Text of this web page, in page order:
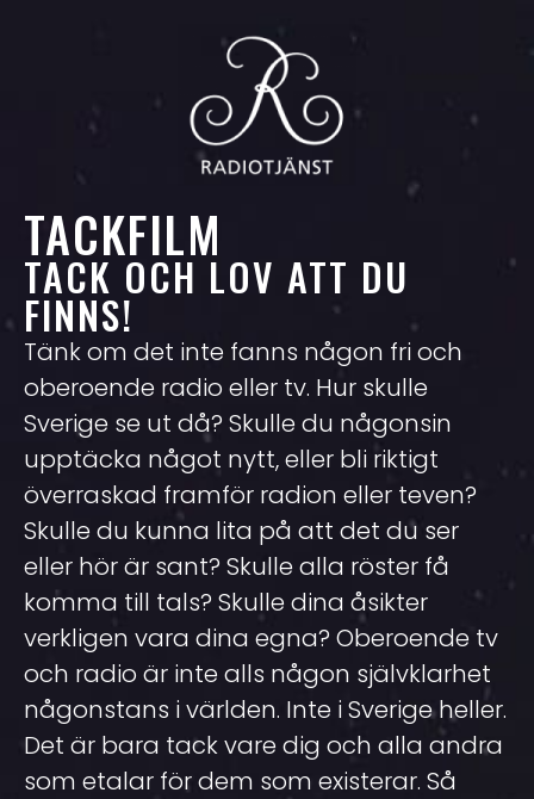
TACKFILM
TACK OCH LOV ATT DU
FINNS!
Tänk om det inte fanns någon fri och
oberoende radio eller tv. Hur skulle
Sverige se ut då? Skulle du någonsin
upptäcka något nytt, eller bli riktigt
överraskad framför radion eller teven?
Skulle du kunna lita på att det du ser
eller hör är sant? Skulle alla röster få
komma till tals? Skulle dina åsikter
verkligen vara dina egna? Oberoende tv
och radio är inte alls någon självklarhet
någonstans i världen. Inte i Sverige heller.
Det är bara tack vare dig och alla andra
som etalar för dem som existerar. Så